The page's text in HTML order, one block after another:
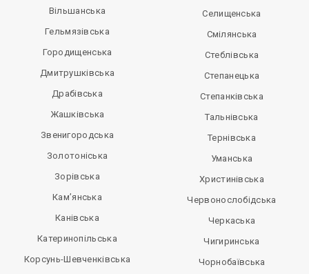
Вільшанська
Гельмязівська
Городищенська
Дмитрушківська
Драбівська
Жашківська
Звенигородська
Золотоніська
Зорівська
Кам’янська
Канівська
Катеринопільська
Корсунь-Шевченківська
Селищенська
Смілянська
Стеблівська
Степанецька
Степанківська
Тальнівська
Тернівська
Уманська
Христинівська
Червонослобідська
Черкаська
Чигиринська
Чорнобаївська